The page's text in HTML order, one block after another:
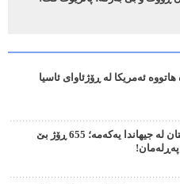
ئەمریکا لە ڕۆژئاوای ئاسیا
هەرێمی کوردستان لە جیهاندا یەکەمە؛ 655 ڕۆژ بێ